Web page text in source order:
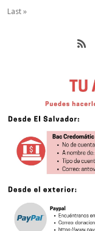
Last »